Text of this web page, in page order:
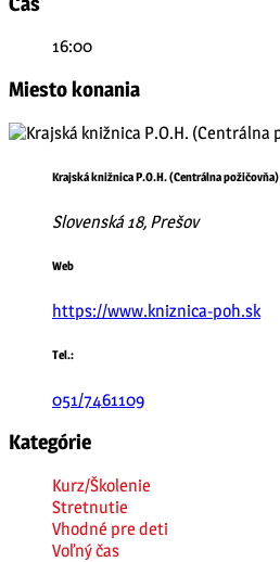
16:00
Miesto konania
Krajská knižnica P.O.H. (Centrálna požičovňa)
Slovenská 18, Prešov
Web
https://www.kniznica-poh.sk
Tel.:
051/7461109
Kategórie
Kurz/Školenie
Stretnutie
Vhodné pre deti
Voľný čas